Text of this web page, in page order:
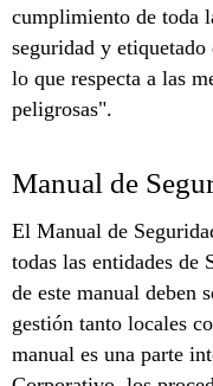
cumplimiento de toda
seguridad y
lo que respecta a las
peligrosas".
Manual de
El Manual de
todas las entidades
de este manual deben
gestión tanto locales
manual es una parte